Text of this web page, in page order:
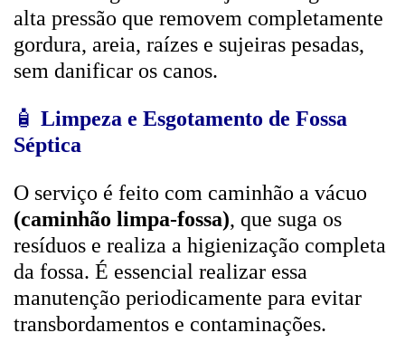
alta pressão que removem completamente
gordura, areia, raízes e sujeiras pesadas,
sem danificar os canos.
🧴 Limpeza e Esgotamento de Fossa
Séptica
O serviço é feito com caminhão a vácuo
(caminhão limpa-fossa), que suga os
resíduos e realiza a higienização completa
da fossa. É essencial realizar essa
manutenção periodicamente para evitar
transbordamentos e contaminações.